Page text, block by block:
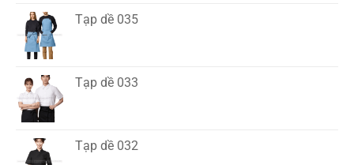
Tạp dề 035
Tạp dề 033
Tạp dề 032